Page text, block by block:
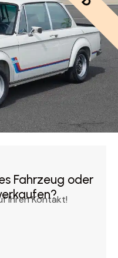
Fahrzeug oder
Ihren Kontakt!